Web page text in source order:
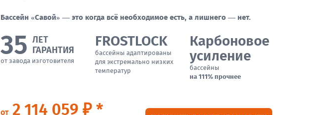
Бассейн «Савой» — это когда всё необходимое есть, а лишнего — нет.
35 ЛЕТ
ГАРАНТИЯ
от завода изготовителя
FROSTLOCK
бассейны адаптированы
для экстремально низких
температур
Карбоновое
усиление
бассейны
на 111% прочнее
от2 114 059 ₽ *